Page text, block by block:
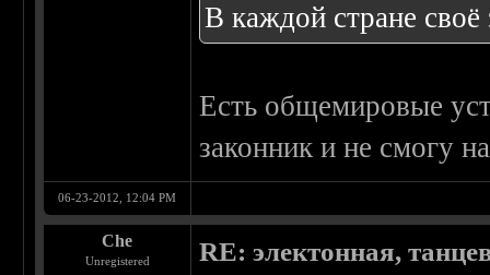
В каждой стране своё
Есть общемировые
законник и не смогу
06-23-2012, 12:04 PM
Che
Unregistered RE: электонная,